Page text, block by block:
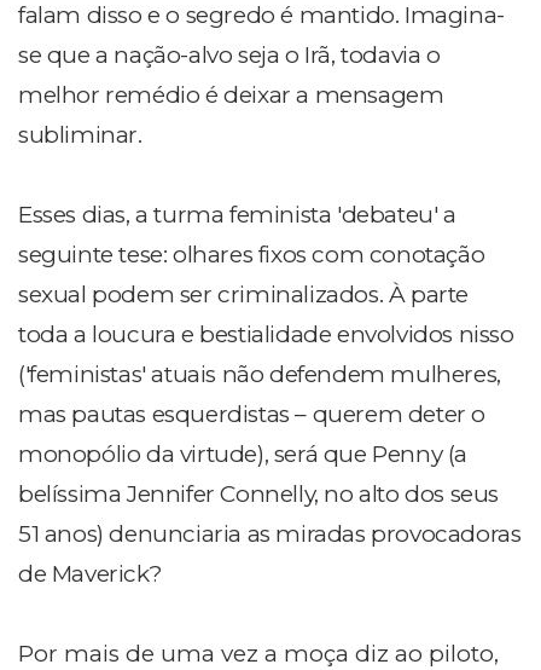
falam disso e o segredo é mantido. Imagina-
se que a nação-alvo seja o Irã, todavia o
melhor remédio é deixar a mensagem
subliminar.
Esses dias, a turma feminista 'debateu' a
seguinte tese: olhares fixos com conotação
sexual podem ser criminalizados. À parte
toda a loucura e bestialidade envolvidos nisso
('feministas' atuais não defendem mulheres,
mas pautas esquerdistas – querem deter o
monopólio da virtude), será que Penny (a
belíssima Jennifer Connelly, no alto dos seus
51 anos) denunciaria as miradas provocadoras
de Maverick?
Por mais de uma vez a moça diz ao piloto,